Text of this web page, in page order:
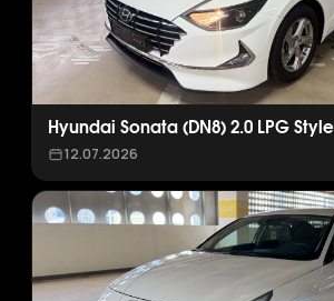
Hyundai Sonata (DN8) 2.0 LPG Style
12.07.2026